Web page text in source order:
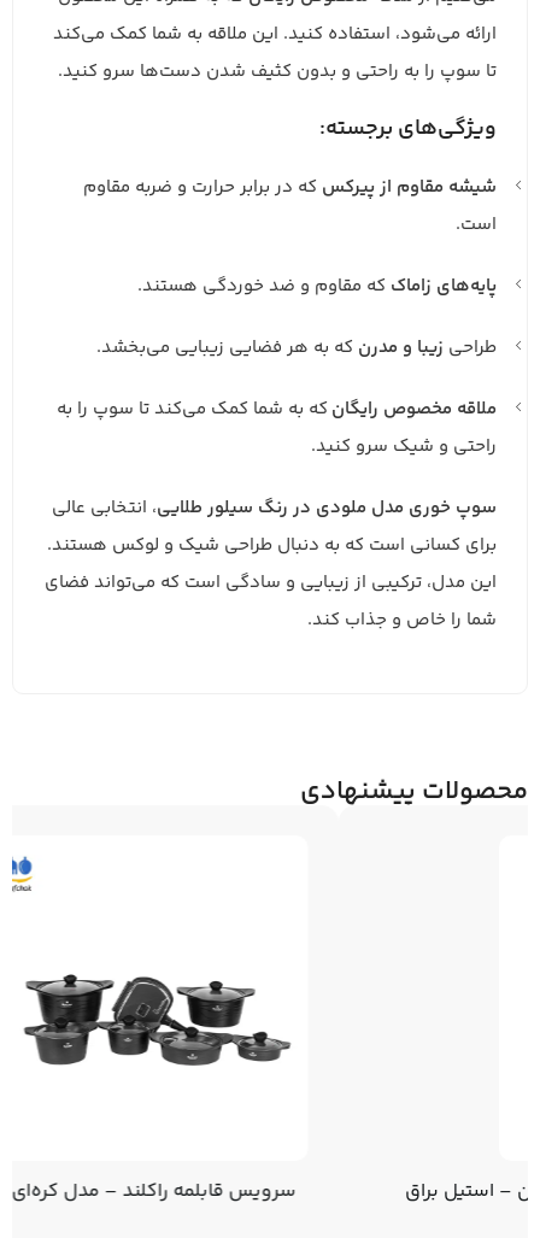
ارائه می‌شود، استفاده کنید. این ملاقه به شما کمک می‌کند
تا سوپ را به راحتی و بدون کثیف شدن دست‌ها سرو کنید.
ویژگی‌های برجسته:
شیشه مقاوم از پیرکس که در برابر حرارت و ضربه مقاوم
است.
پایه‌های زاماک که مقاوم و ضد خوردگی هستند.
طراحی زیبا و مدرن که به هر فضایی زیبایی می‌بخشد.
ملاقه مخصوص رایگان که به شما کمک می‌کند تا سوپ را به
راحتی و شیک سرو کنید.
سوپ خوری مدل ملودی در رنگ سیلور طلایی، انتخابی عالی
برای کسانی است که به دنبال طراحی شیک و لوکس هستند.
این مدل، ترکیبی از زیبایی و سادگی است که می‌تواند فضای
شما را خاص و جذاب کند.
محصولات پیشنهادی
سرویس قابلمه راکلند – مدل کره‌ای – 14 پارچه